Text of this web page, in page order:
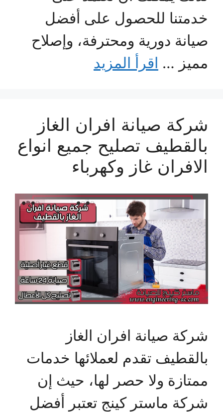
خدمتنا للحصول على أفضل
صيانة دورية ومحترفة، وإصلاح
مميز … اقرأ المزيد
شركة صيانة افران الغاز
بالقطيف تصليح جميع انواع
الافران غاز وكهرباء
شركة صيانة افران الغاز
بالقطيف تقدم لعملائها خدمات
ممتازة ولا حصر لها، حيث إن
شركة ماستر كينج تعتبر أفضل